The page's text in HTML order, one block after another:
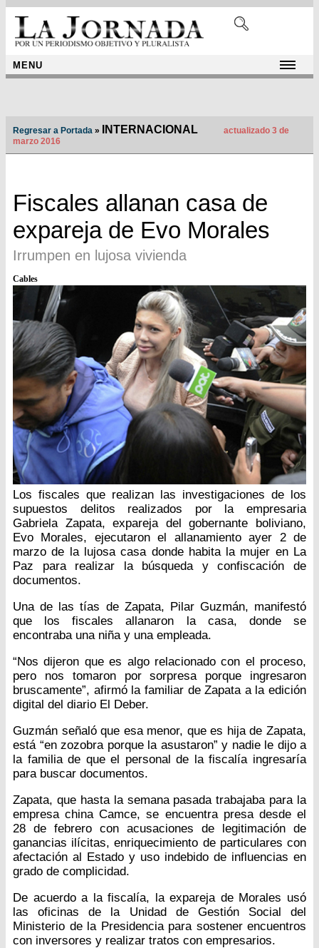
MENU
Regresar a Portada » INTERNACIONAL
actualizado 3 de
marzo 2016
Fiscales allanan casa de
expareja de Evo Morales
Irrumpen en lujosa vivienda
Cables
Los fiscales que realizan las investigaciones de los
supuestos delitos realizados por la empresaria
Gabriela Zapata, expareja del gobernante boliviano,
Evo Morales, ejecutaron el allanamiento ayer 2 de
marzo de la lujosa casa donde habita la mujer en La
Paz para realizar la búsqueda y confiscación de
documentos.
Una de las tías de Zapata, Pilar Guzmán, manifestó
que los fiscales allanaron la casa, donde se
encontraba una niña y una empleada.
“Nos dijeron que es algo relacionado con el proceso,
pero nos tomaron por sorpresa porque ingresaron
bruscamente”, afirmó la familiar de Zapata a la edición
digital del diario El Deber.
Guzmán señaló que esa menor, que es hija de Zapata,
está “en zozobra porque la asustaron” y nadie le dijo a
la familia de que el personal de la fiscalía ingresaría
para buscar documentos.
Zapata, que hasta la semana pasada trabajaba para la
empresa china Camce, se encuentra presa desde el
28 de febrero con acusaciones de legitimación de
ganancias ilícitas, enriquecimiento de particulares con
afectación al Estado y uso indebido de influencias en
grado de complicidad.
De acuerdo a la fiscalía, la expareja de Morales usó
las oficinas de la Unidad de Gestión Social del
Ministerio de la Presidencia para sostener encuentros
con inversores y realizar tratos con empresarios.